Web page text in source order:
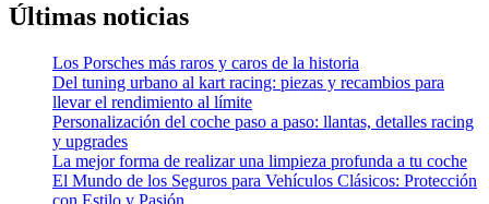
Últimas noticias
Los Porsches más raros y caros de la historia
Del tuning urbano al kart racing: piezas y recambios para
llevar el rendimiento al límite
Personalización del coche paso a paso: llantas, detalles racing
y upgrades
La mejor forma de realizar una limpieza profunda a tu coche
El Mundo de los Seguros para Vehículos Clásicos: Protección
con Estilo y Pasión